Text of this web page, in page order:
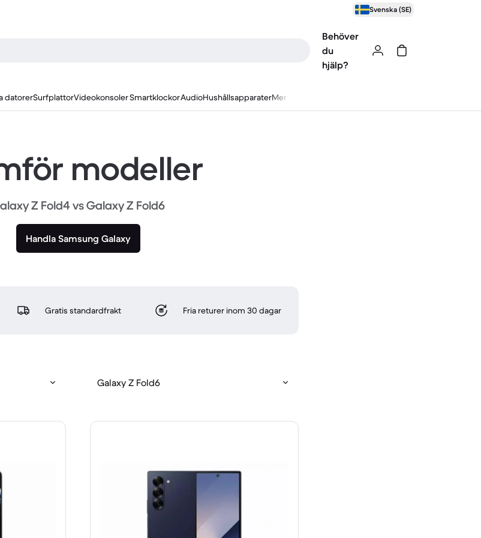
Svenska (SE)
Behöver
du
hjälp?
datorerSurfplattorVideokonsolerSmartklockorAudioHushållsapparaterMer
modeller
Z Fold4 vs Galaxy Z Fold6
Handla Samsung Galaxy
Gratis standardfrakt Fria returer inom 30 dagar
Galaxy Z Fold6